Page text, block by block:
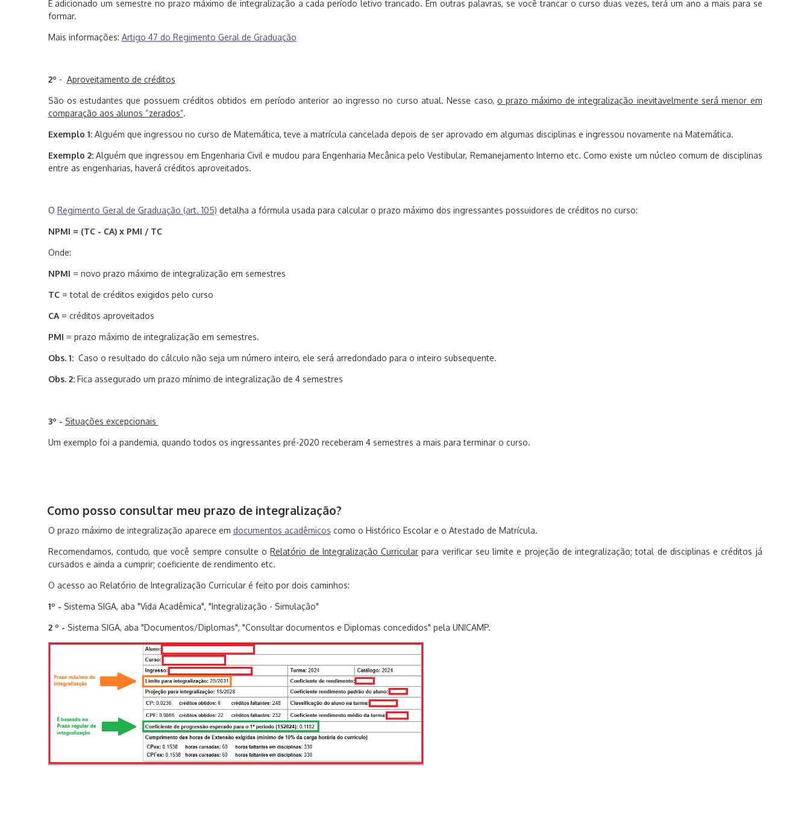
É adicionado um semestre no prazo máximo de integralização a cada período letivo trancado. Em outras palavras, se você trancar o curso duas vezes, terá um ano a mais para se
formar.
Mais informações: Artigo 47 do Regimento Geral de Graduação
2º - Aproveitamento de créditos
São os estudantes que possuem créditos obtidos em período anterior ao ingresso no curso atual. Nesse caso, o prazo máximo de integralização inevitavelmente será menor em
comparação aos alunos “zerados”.
Exemplo 1:Alguém que ingressou no curso de Matemática, teve a matrícula cancelada depois de ser aprovado em algumas disciplinas e ingressou novamente na Matemática.
Exemplo 2: Alguém que ingressou em Engenharia Civil e mudou para Engenharia Mecânica pelo Vestibular, Remanejamento Interno etc. Como existe um núcleo comum de disciplinas
entre as engenharias, haverá créditos aproveitados.
O Regimento Geral de Graduação (art. 105) detalha a fórmula usada para calcular o prazo máximo dos ingressantes possuidores de créditos no curso:
NPMI = (TC - CA) x PMI / TC
Onde:
NPMI = novo prazo máximo de integralização em semestres
TC= total de créditos exigidos pelo curso
CA= créditos aproveitados
PMI = prazo máximo de integralização em semestres.
Obs. 1:Caso o resultado do cálculo não seja um número inteiro, ele será arredondado para o inteiro subsequente.
Obs. 2:Fica assegurado um prazo mínimo de integralização de 4 semestres
3º - Situações excepcionais
Um exemplo foi a pandemia, quando todos os ingressantes pré-2020 receberam 4 semestres a mais para terminar o curso.
Como posso consultar meu prazo de integralização?
O prazo máximo de integralização aparece em documentos acadêmicos como o Histórico Escolar e o Atestado de Matrícula.
Recomendamos, contudo, que você sempre consulte oRelatório de Integralização Curricular para verificar seu limite e projeção de integralização; total de disciplinas e créditos já
cursados e ainda a cumprir; coeficiente de rendimento etc.
O acesso ao Relatório de Integralização Curricular é feito por dois caminhos:
1º - Sistema SIGA, aba "Vida Acadêmica", "Integralização - Simulação"
2 º - Sistema SIGA, aba "Documentos/Diplomas", "Consultar documentos e Diplomas concedidos" pela UNICAMP.